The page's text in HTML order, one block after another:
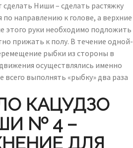
Ниши – сделать растяжку
по направлению к голове, а верхние
этого руки необходимо подложить
прижать к полу. В течение одной-
рыбки из стороны в
осуществлялись именно
всего выполнять «рыбку» два раза
КАЦУДЗО
№ 4 –
ДЛЯ